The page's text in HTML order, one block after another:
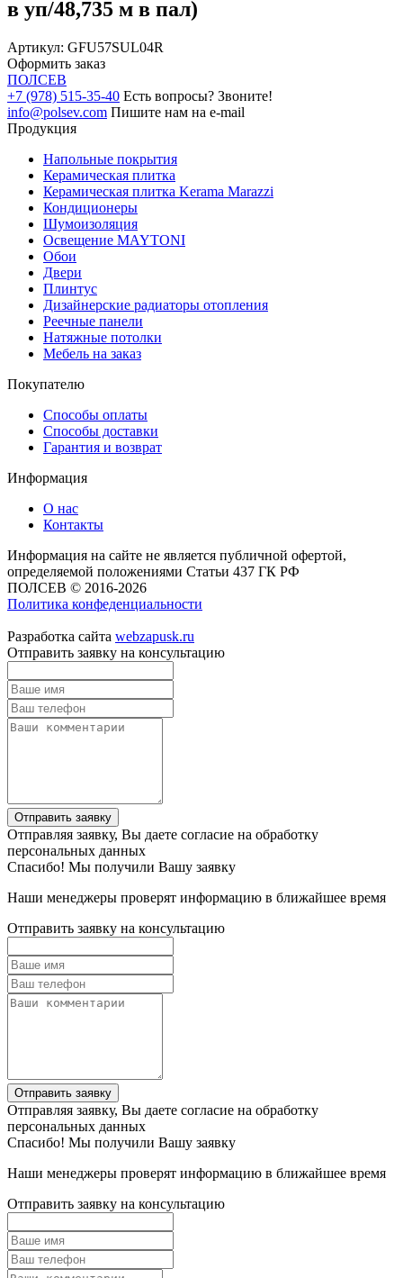
в уп/48,735 м в пал)
Артикул: GFU57SUL04R
Оформить заказ
ПОЛСЕВ
+7 (978) 515-35-40 Есть вопросы? Звоните!
info@polsev.com Пишите нам на e-mail
Продукция
Напольные покрытия
Керамическая плитка
Керамическая плитка Kerama Marazzi
Кондиционеры
Шумоизоляция
Освещение MAYTONI
Обои
Двери
Плинтус
Дизайнерские радиаторы отопления
Реечные панели
Натяжные потолки
Мебель на заказ
Покупателю
Способы оплаты
Способы доставки
Гарантия и возврат
Информация
О нас
Контакты
Информация на сайте не является публичной офертой,
определяемой положениями Статьи 437 ГК РФ
ПОЛСЕВ © 2016-2026
Политика конфеденциальности
Разработка сайта webzapusk.ru
Отправить заявку на консультацию
Отправить заявку
Отправляя заявку, Вы даете согласие на обработку
персональных данных
Спасибо! Мы получили Вашу заявку
Наши менеджеры проверят информацию в ближайшее время
Отправить заявку на консультацию
Отправить заявку
Отправляя заявку, Вы даете согласие на обработку
персональных данных
Спасибо! Мы получили Вашу заявку
Наши менеджеры проверят информацию в ближайшее время
Отправить заявку на консультацию